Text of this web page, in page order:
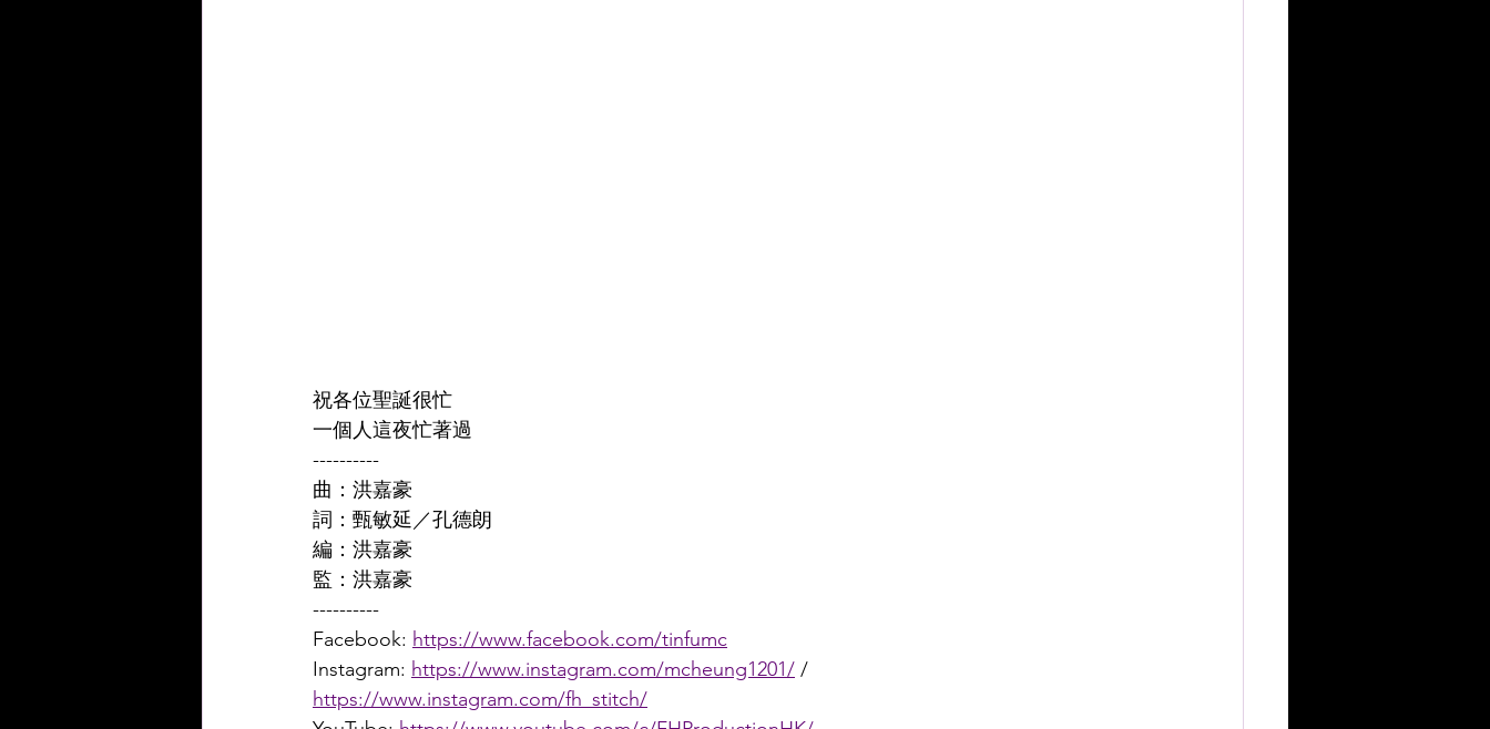
祝各位聖誕很忙
一個人這夜忙著過
----------
曲：洪嘉豪
詞：甄敏延／孔德朗
編：洪嘉豪
監：洪嘉豪
----------
Facebook: https://www.facebook.com/tinfumc
Instagram: https://www.instagram.com/mcheung1201/ /
https://www.instagram.com/fh_stitch/